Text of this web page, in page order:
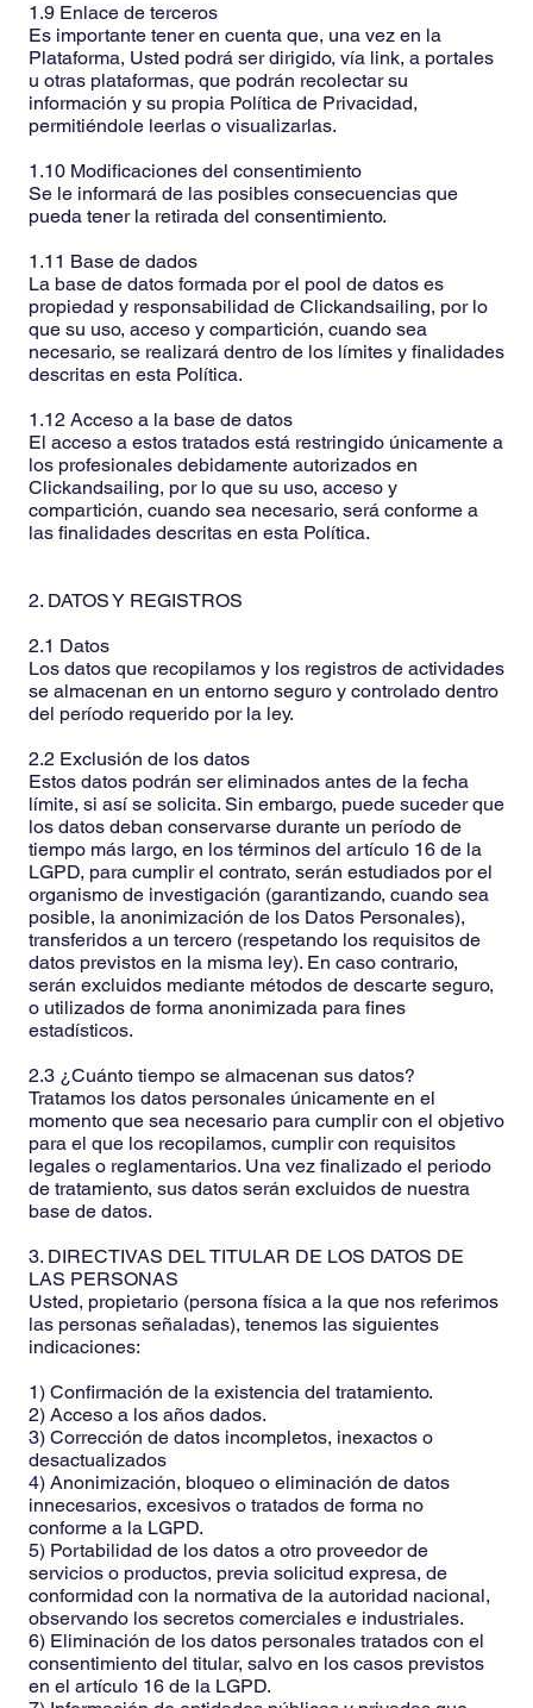
1.9 Enlace de terceros
Es importante tener en cuenta que, una vez en la
Plataforma, Usted podrá ser dirigido, vía link, a portales
u otras plataformas, que podrán recolectar su
información y su propia Política de Privacidad,
permitiéndole leerlas o visualizarlas.
1.10 Modificaciones del consentimiento
Se le informará de las posibles consecuencias que
pueda tener la retirada del consentimiento.
1.11 Base de dados
La base de datos formada por el pool de datos es
propiedad y responsabilidad de Clickandsailing, por lo
que su uso, acceso y compartición, cuando sea
necesario, se realizará dentro de los límites y finalidades
descritas en esta Política.
1.12 Acceso a la base de datos
El acceso a estos tratados está restringido únicamente a
los profesionales debidamente autorizados en
Clickandsailing, por lo que su uso, acceso y
compartición, cuando sea necesario, será conforme a
las finalidades descritas en esta Política.
2. DATOS Y REGISTROS
2.1 Datos
Los datos que recopilamos y los registros de actividades
se almacenan en un entorno seguro y controlado dentro
del período requerido por la ley.
2.2 Exclusión de los datos
Estos datos podrán ser eliminados antes de la fecha
límite, si así se solicita. Sin embargo, puede suceder que
los datos deban conservarse durante un período de
tiempo más largo, en los términos del artículo 16 de la
LGPD, para cumplir el contrato, serán estudiados por el
organismo de investigación (garantizando, cuando sea
posible, la anonimización de los Datos Personales),
transferidos a un tercero (respetando los requisitos de
datos previstos en la misma ley). En caso contrario,
serán excluidos mediante métodos de descarte seguro,
o utilizados de forma anonimizada para fines
estadísticos.
2.3 ¿Cuánto tiempo se almacenan sus datos?
Tratamos los datos personales únicamente en el
momento que sea necesario para cumplir con el objetivo
para el que los recopilamos, cumplir con requisitos
legales o reglamentarios. Una vez finalizado el periodo
de tratamiento, sus datos serán excluidos de nuestra
base de datos.
3. DIRECTIVAS DEL TITULAR DE LOS DATOS DE
LAS PERSONAS
Usted, propietario (persona física a la que nos referimos
las personas señaladas), tenemos las siguientes
indicaciones:
1) Confirmación de la existencia del tratamiento.
2) Acceso a los años dados.
3) Corrección de datos incompletos, inexactos o
desactualizados
4) Anonimización, bloqueo o eliminación de datos
innecesarios, excesivos o tratados de forma no
conforme a la LGPD.
5) Portabilidad de los datos a otro proveedor de
servicios o productos, previa solicitud expresa, de
conformidad con la normativa de la autoridad nacional,
observando los secretos comerciales e industriales.
6) Eliminación de los datos personales tratados con el
consentimiento del titular, salvo en los casos previstos
en el artículo 16 de la LGPD.